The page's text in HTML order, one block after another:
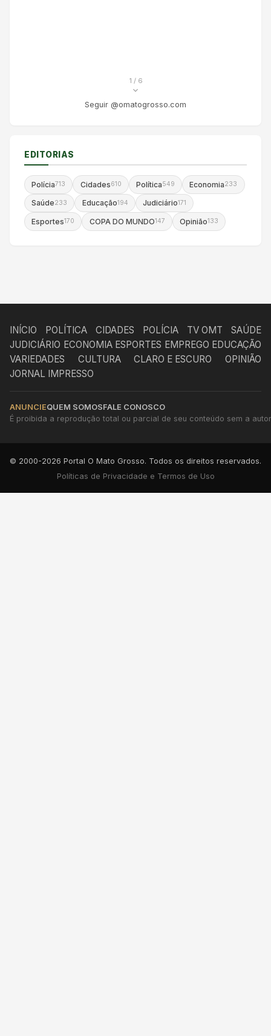
1 / 6
Seguir @omatogrosso.com
EDITORIAS
Polícia713 Cidades610 Política549 Economia233
Saúde233 Educação194 Judiciário171
Esportes170 COPA DO MUNDO147 Opinião133
INÍCIO POLÍTICA CIDADES POLÍCIA TV OMT
SAÚDE
JUDICIÁRIO ECONOMIA ESPORTES EMPREGO EDUCAÇÃO
VARIEDADES
CULTURA CLARO E ESCURO
OPINIÃO
JORNAL IMPRESSO
ANUNCIEQUEM SOMOSFALE CONOSCO
É proibida a reprodução total ou parcial de seu conteúdo sem a
© 2000-2026 Portal O Mato Grosso. Todos os direitos reservados.
Políticas de Privacidade e Termos de Uso